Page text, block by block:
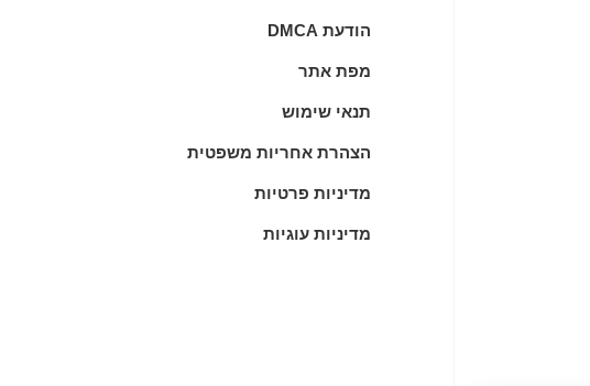
הודעת DMCA
מפת אתר
תנאי שימוש
הצהרת אחריות משפטית
מדיניות פרטיות
מדיניות עוגיות